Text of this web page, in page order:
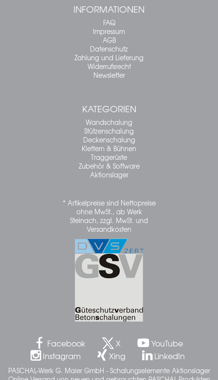
INFORMATIONEN
FAQ
Impressum
AGB
Datenschutz
Zahlung und Lieferung
Widerrufsrecht
Newsletter
KATEGORIEN
Wandschalung
Stützenschalung
Deckenschalung
Klettern & Bühnen
Traggerüste
Zubehör & Software
Aktionslager
* Artikelpreise sind Nettopreise
ohne MwSt., ab Werk
Steinach, zzgl. MwSt. und
Versandkosten
Facebook X
YouTube
Instagram
Xing LinkedIn
PASCHAL-Werk G. Maier GmbH - Schalungselemente Aktionslager